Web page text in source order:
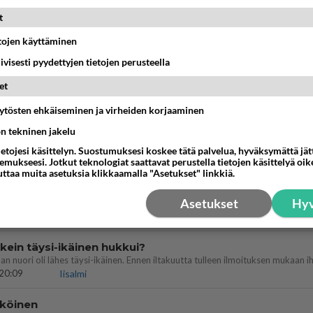
KESKUSTELUT
KUUKAUSI
voita reilusti, persut kumoavat demokratian
Ikävä
Perussuomalaisten
täysi-ikäinen hukkui?
Iisalmi
käyttäminen
pyydettyjen tietojen perusteella
ehkäiseminen ja virheiden korjaaminen
tekninen jakelu
käsittelyn. Suostumuksesi koskee tätä palvelua, hyväksymättä
Jotkut teknologiat saattavat perustella tietojen käsittelyä
muita asetuksia klikkaamalla "Asetukset" linkkiä.
Asetukset